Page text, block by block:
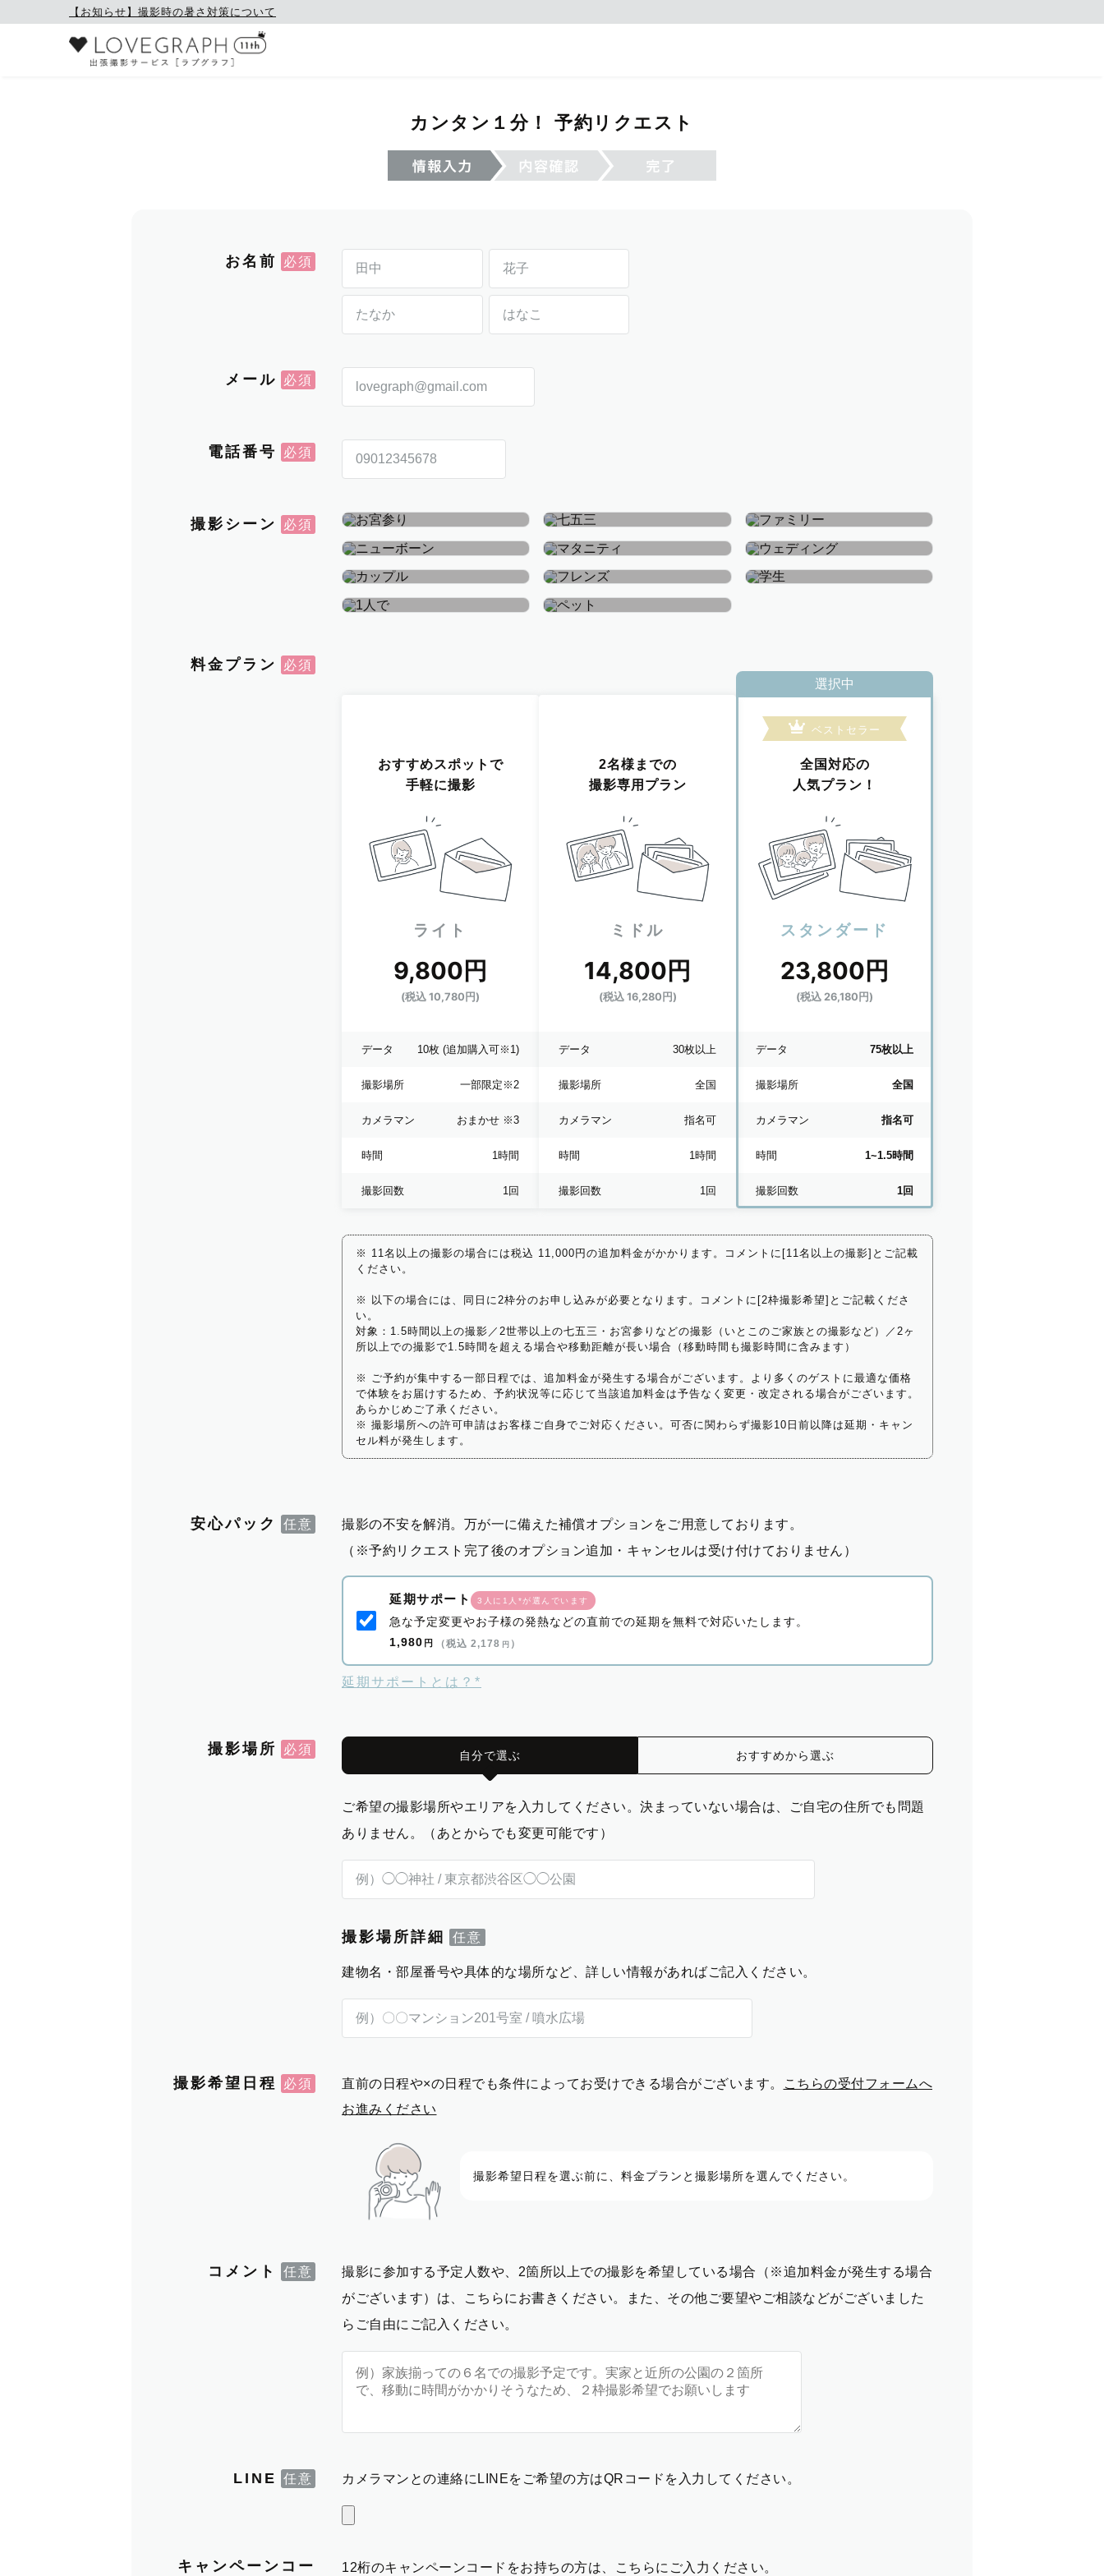
【お知らせ】撮影時の暑さ対策について
カンタン１分！ 予約リクエスト
お名前
メール
電話番号
撮影シーン
お宮参り・お食い初め
七五三
ファミリー
ニューボーン
マタニティ
ウェディング
料金プラン
おすすめスポットで
手軽に撮影
ライト
9,800円
(税込 10,780円)
データ 10枚 (追加購入可※1)
撮影場所 一部限定 ※2
カメラマン おまかせ ※3
時間 1時間
撮影回数 1回
2名様までの
撮影専用プラン
ミドル
14,800円
(税込 16,280円)
データ 30枚以上
撮影場所 全国
カメラマン 指名可
時間 1時間
撮影回数 1回
選択中
ベストセラー
全国対応の
人気プラン！
スタンダード
23,800円
(税込 26,180円)
データ 75枚以上
撮影場所 全国
カメラマン 指名可
時間 1~1.5時間
撮影回数 1回
※ 11名以上の撮影の場合には税込 11,000円の追加料金がかかります。コメントに[11名以上の撮影]とご記載
ください。
※ 以下の場合には、同日に2枠分のお申し込みが必要となります。コメントに[2枠撮影希望]とご記載くださ
い。
対象：1.5時間以上の撮影／2世帯以上の七五三・お宮参りなどの撮影（いとこのご家族との撮影など）／2ヶ
所以上での撮影で1.5時間を超える場合や移動距離が長い場合（移動時間も撮影時間に含みます）
※ ご予約が集中する一部日程では、追加料金が発生する場合がございます。より多くのゲストに最適な価格
で体験をお届けするため、予約状況等に応じて当該追加料金は予告なく変更・改定される場合がございます。
あらかじめご了承ください。
※ 撮影場所への許可申請はお客様ご自身でご対応ください。可否に関わらず撮影10日前以降は延期・キャン
セル料が発生します。
安心パック
撮影の不安を解消。万が一に備えた補償オプションをご用意しております。
（※予約リクエスト完了後のオプション追加・キャンセルは受け付けておりません）
延期サポート 3人に1人*が選んでいます
急な予定変更やお子様の発熱などの直前での延期を無料で対応いたします。
1,980 円 （税込 2,178 円 ）
延期サポートとは？*
撮影場所 自分で選ぶ おすすめから選ぶ
ご希望の撮影場所やエリアを入力してください。決まっていない場合は、ご自宅の住所でも問題
ありません。（あとからでも変更可能です）
撮影場所詳細
建物名・部屋番号や具体的な場所など、詳しい情報があればご記入ください。
撮影希望日程 直前の日程や×の日程でも条件によってお受けできる場合がございます。
こちらの受付フォームへ
お進みください
撮影希望日程を選ぶ前に、料金プランと撮影場所を選んでください。
コメント
撮影に参加する予定人数や、2箇所以上での撮影を希望している場合（※追加料金が発生する場合
がございます）は、こちらにお書きください。また、その他ご要望やご相談などがございました
らご自由にご記入ください。
LINE カメラマンとの連絡にLINEをご希望の方はQRコードを入力してください。
キャンペーンコー 12桁のキャンペーンコードをお持ちの方は、こちらにご入力ください。